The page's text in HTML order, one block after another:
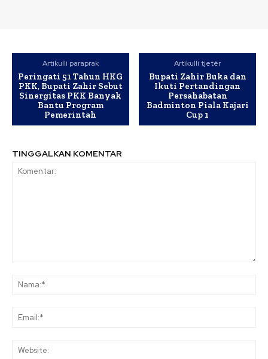
Artikulli paraprak
Peringati 51 Tahun HKG
PKK, Bupati Zahir Sebut
Sinergitas PKK Banyak
Bantu Program
Pemerintah
Artikulli tjetër
Bupati Zahir Buka dan
Ikuti Pertandingan
Persahabatan
Badminton Piala Kajari
Cup 1
TINGGALKAN KOMENTAR